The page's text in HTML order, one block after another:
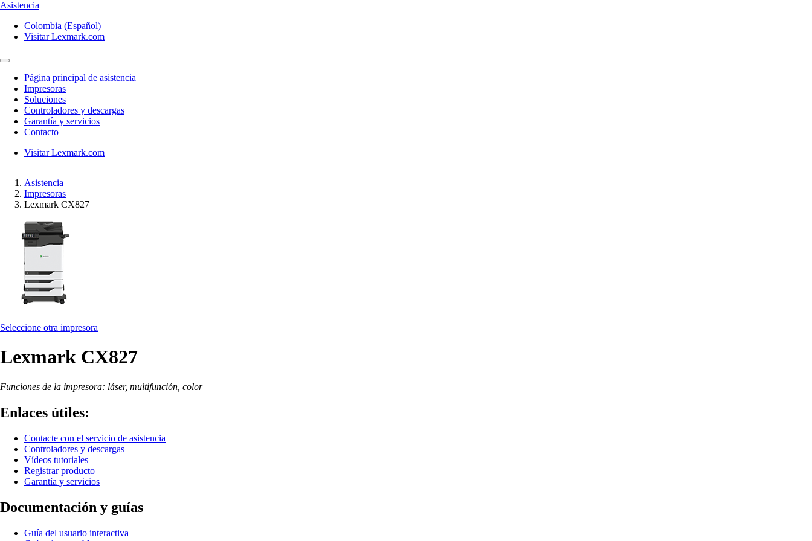
Asistencia
Colombia (Español)
Visitar Lexmark.com
Página principal de asistencia
Impresoras
Soluciones
Controladores y descargas
Garantía y servicios
Contacto
Visitar Lexmark.com
Asistencia
Impresoras
Lexmark CX827
Seleccione otra impresora
Lexmark CX827
Funciones de la impresora: láser, multifunción, color
Enlaces útiles:
Contacte con el servicio de asistencia
Controladores y descargas
Vídeos tutoriales
Registrar producto
Garantía y servicios
Documentación y guías
Guía del usuario interactiva